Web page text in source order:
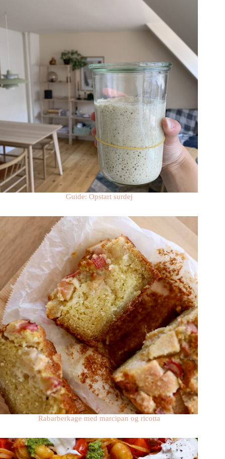
Guide: Opstart surdej
Rabarberkage med marcipan og ricotta